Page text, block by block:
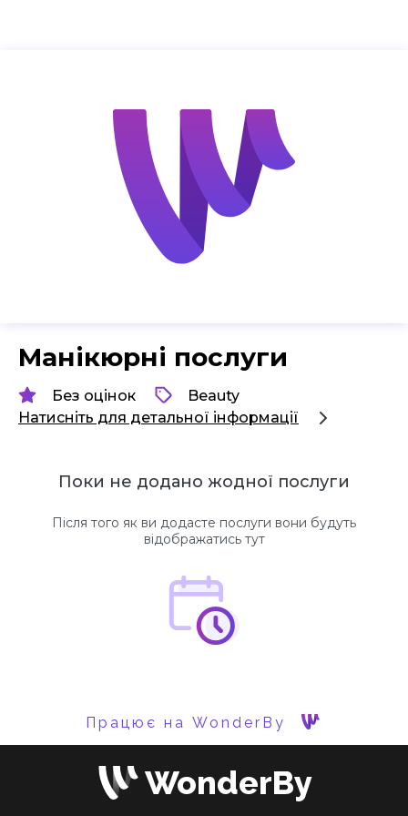
Манікюрні послуги
Без оцінок
Beauty
Натисніть для детальної інформації
Поки не додано жодної послуги
Після того як ви додасте послуги вони будуть
відображатись тут
Працює на WonderBy
WonderBy